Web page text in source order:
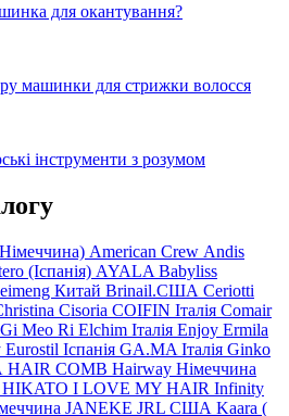
для окантування?
машинки для стрижки волосся
інструменти з розумом
American Crew Andis
(Іспанія) AYALA Babyliss
Китай Brinail.США Ceriotti
Cisoria COIFIN Італія Comair
Gi Meo Ri Elchim Італія Enjoy Ermila
Eurostil Іспанія GA.MA Італія Ginko
HAIR COMB Hairway Німеччина
HIKATO I LOVE MY HAIR Infinity
JANEKE JRL США Kaara (